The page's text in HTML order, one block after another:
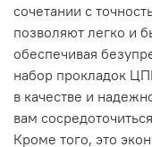
сочетании с
позволяют легко и
обеспечивая
набор прокладок
в качестве и
вам
Кроме того, это